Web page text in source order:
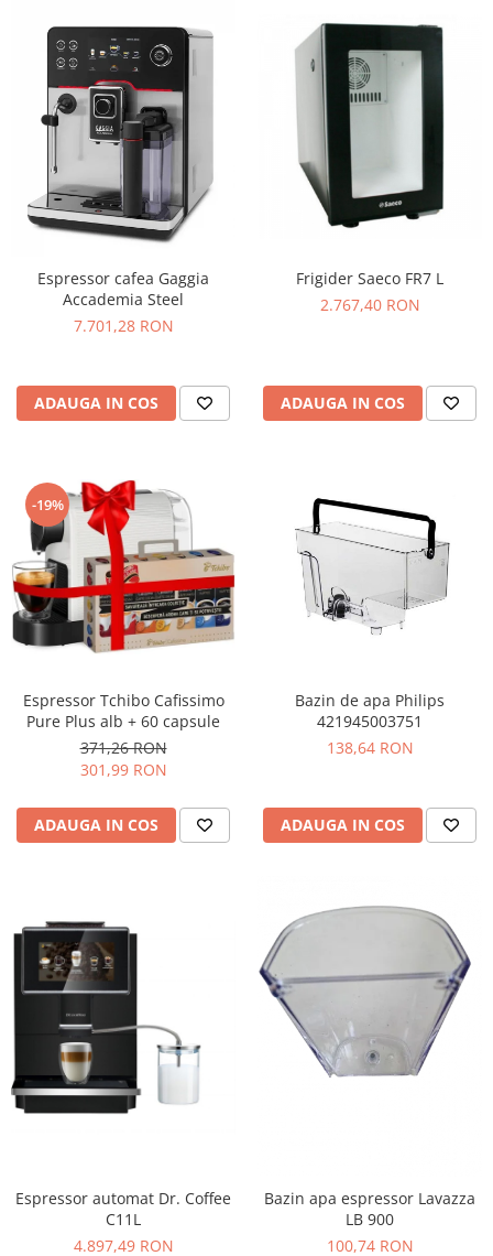
Espressor cafea Gaggia
Accademia Steel
7.701,28 RON
ADAUGA IN COS
Frigider Saeco FR7 L
2.767,40 RON
ADAUGA IN COS
-19%
Espressor Tchibo Cafissimo
Pure Plus alb + 60 capsule
371,26 RON
301,99 RON
ADAUGA IN COS
Bazin de apa Philips
421945003751
138,64 RON
ADAUGA IN COS
Espressor automat Dr. Coffee
C11L
4.897,49 RON
Bazin apa espressor Lavazza
LB 900
100,74 RON